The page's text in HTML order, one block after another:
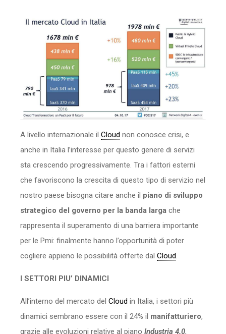
A livello internazionale il Cloud non conosce crisi, e
anche in Italia l’interesse per questo genere di servizi
sta crescendo progressivamente. Tra i fattori esterni
che favoriscono la crescita di questo tipo di servizio nel
nostro paese bisogna citare anche il piano di sviluppo
strategico del governo per la banda larga che
rappresenta il superamento di una barriera importante
per le Pmi: finalmente hanno l’opportunità di poter
cogliere appieno le possibilità offerte dal Cloud.
I SETTORI PIU’ DINAMICI
All’interno del mercato del Cloud in Italia, i settori più
dinamici sembrano essere con il 24% il manifatturiero,
grazie alle evoluzioni relative al piano Industria 4.0,